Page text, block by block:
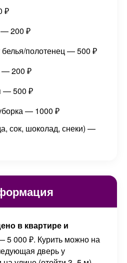
₽
— 200 ₽
полотенец — 500 ₽
— 200 ₽
— 500 ₽
— 1000 ₽
сок, шоколад, снеки) —
в квартире и
000 ₽. Курить можно на
дверь у